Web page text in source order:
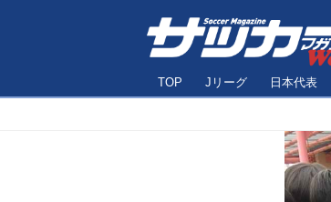
TOP Jリーグ 日本代表